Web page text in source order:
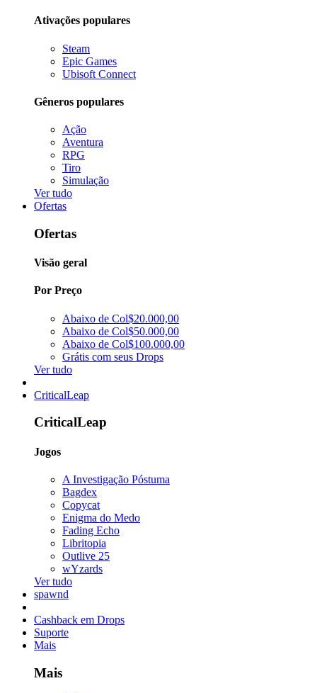
Ativações populares
Steam
Epic Games
Ubisoft Connect
Gêneros populares
Ação
Aventura
RPG
Tiro
Simulação
Ver tudo
Ofertas
Ofertas
Visão geral
Por Preço
Abaixo de Col$20.000,00
Abaixo de Col$50.000,00
Abaixo de Col$100.000,00
Grátis com seus Drops
Ver tudo
CriticalLeap
CriticalLeap
Jogos
A Investigação Póstuma
Bagdex
Copycat
Enigma do Medo
Fading Echo
Libritopia
Outlive 25
wYzards
Ver tudo
spawnd
Cashback em Drops
Suporte
Mais
Mais